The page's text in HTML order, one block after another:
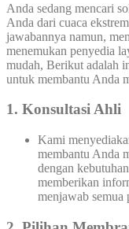
Anda sedang mencari
Anda dari cuaca
jawabannya namun,
menemukan penyedia
mudah, Berikut adalah
untuk membantu Anda
1. Konsultasi Ahli
Kami
membantu Anda
dengan
memberikan
menjawab semua